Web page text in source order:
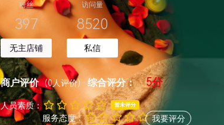
粉丝
397
无主店铺
访问量
8520
私信
商户评价 (0人评价) 综合评分： 5分
人员素质： 暂未评分
服务态度： 我要评分